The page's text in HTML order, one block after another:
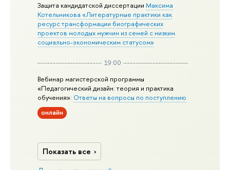
Защита кандидатской диссертацииМаксима
Котельникова «Литературные практики как
ресурс трансформации биографических
проектов молодых мужчин из семей с низким
социально-экономическим статусом»
19:00
Вебинар магистерской программы
«Педагогический дизайн: теория и практика
обучения»: Ответы на вопросы по поступлению
онлайн
Показать все